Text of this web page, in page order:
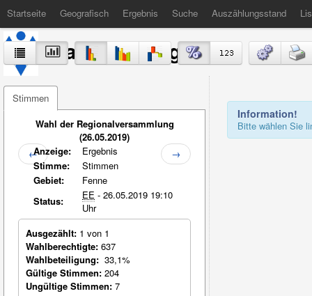
Startseite Geografisch Ergebnis Suche Auszählungsstand
Stadt Völklingen
Stimmen
Wahl der Regionalversammlung
(26.05.2019)
←Anzeige:
Ergebnis
Stimme:
Stimmen
Gebiet:
Fenne
Status:
EE - 26.05.2019 19:10
Uhr
→
Ausgezählt: 1 von 1
Wahlberechtigte: 637
Wahlbeteiligung: 33,1%
Gültige Stimmen: 204
Ungültige Stimmen: 7
Information!
Bitte wählen Sie